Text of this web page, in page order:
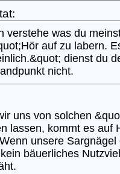
verstehe was du
auf zu labern.
dienst du
nicht.
uns von solchen
lassen, kommt es auf
unsere
bäuerliches